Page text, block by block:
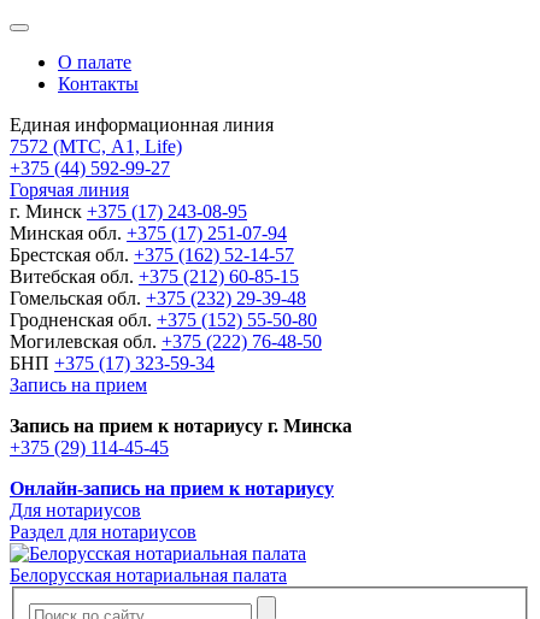
О палате
Контакты
Единая информационная линия
7572 (МТС, A1, Life)
+375 (44) 592-99-27
Горячая линия
г. Минск +375 (17) 243-08-95
Минская обл. +375 (17) 251-07-94
Брестская обл. +375 (162) 52-14-57
Витебская обл. +375 (212) 60-85-15
Гомельская обл. +375 (232) 29-39-48
Гродненская обл. +375 (152) 55-50-80
Могилевская обл. +375 (222) 76-48-50
БНП +375 (17) 323-59-34
Запись на прием
Запись на прием к нотариусу г. Минска
+375 (29) 114-45-45
Онлайн-запись на прием к нотариусу
Для нотариусов
Раздел для нотариусов
Белорусская нотариальная палата